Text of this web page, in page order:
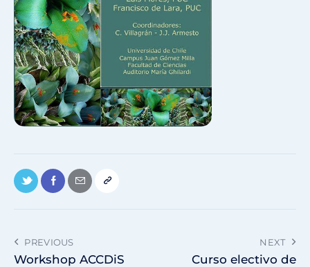
PREVIOUS
Workshop ACCDiS
NEXT
Curso electivo de